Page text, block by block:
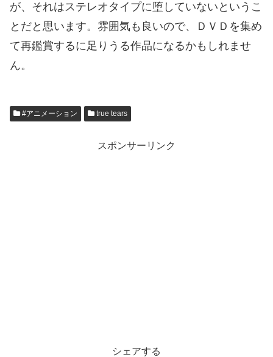
が、それはステレオタイプに堕していないというこ
とだと思います。雰囲気も良いので、ＤＶＤを集め
て再鑑賞するに足りうる作品になるかもしれませ
ん。
#アニメーション true tears
スポンサーリンク
シェアする